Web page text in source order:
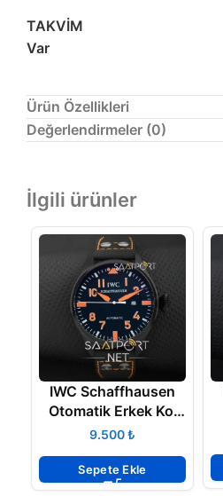
TAKVİM
Var
Ürün Özellikleri
Değerlendirmeler (0)
İlgili ürünler
IWC Schaffhausen
Otomatik Erkek Kol
Saati₺
Sepete Ekle